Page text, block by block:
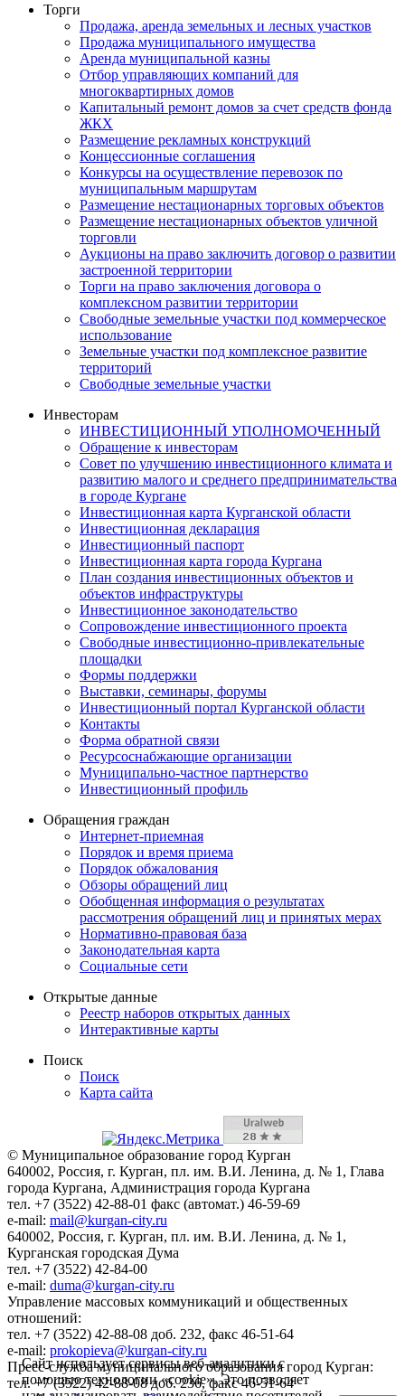
Торги
Продажа, аренда земельных и лесных участков
Продажа муниципального имущества
Аренда муниципальной казны
Отбор управляющих компаний для
многоквартирных домов
Капитальный ремонт домов за счет средств фонда
ЖКХ
Размещение рекламных конструкций
Концессионные соглашения
Конкурсы на осуществление перевозок по
муниципальным маршрутам
Размещение нестационарных торговых объектов
Размещение нестационарных объектов уличной
торговли
Аукционы на право заключить договор о развитии
застроенной территории
Торги на право заключения договора о
комплексном развитии территории
Свободные земельные участки под коммерческое
использование
Земельные участки под комплексное развитие
территорий
Свободные земельные участки
Инвесторам
ИНВЕСТИЦИОННЫЙ УПОЛНОМОЧЕННЫЙ
Обращение к инвесторам
Совет по улучшению инвестиционного климата и
развитию малого и среднего предпринимательства
в городе Кургане
Инвестиционная карта Курганской области
Инвестиционная декларация
Инвестиционный паспорт
Инвестиционная карта города Кургана
План создания инвестиционных объектов и
объектов инфраструктуры
Инвестиционное законодательство
Сопровождение инвестиционного проекта
Свободные инвестиционно-привлекательные
площадки
Формы поддержки
Выставки, семинары, форумы
Инвестиционный портал Курганской области
Контакты
Форма обратной связи
Ресурсоснабжающие организации
Муниципально-частное партнерство
Инвестиционный профиль
Обращения граждан
Интернет-приемная
Порядок и время приема
Порядок обжалования
Обзоры обращений лиц
Обобщенная информация о результатах
рассмотрения обращений лиц и принятых мерах
Нормативно-правовая база
Законодательная карта
Социальные сети
Открытые данные
Реестр наборов открытых данных
Интерактивные карты
Поиск
Поиск
Карта сайта
© Муниципальное образование город Курган
640002, Россия, г. Курган, пл. им. В.И. Ленина, д. № 1, Глава
города Кургана, Администрация города Кургана
тел. +7 (3522) 42-88-01 факс (автомат.) 46-59-69
e-mail: mail@kurgan-city.ru
640002, Россия, г. Курган, пл. им. В.И. Ленина, д. № 1,
Курганская городская Дума
тел. +7 (3522) 42-84-00
e-mail: duma@kurgan-city.ru
Управление массовых коммуникаций и общественных
отношений:
тел. +7 (3522) 42-88-08 доб. 232, факс 46-51-64
e-mail: prokopieva@kurgan-city.ru
Пресс-служба муниципального образования город Курган:
тел. +7 (3522) 42-88-08 доб. 236, факс 46-51-64
Сайт использует сервисы веб-аналитики с
помощью технологии «cookie». Это позволяет